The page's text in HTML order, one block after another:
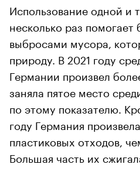
Использование одной и
несколько раз помогает
выбросами мусора,
природу. В 2021 году
Германии произвел
заняла пятое место
по этому показателю.
году Германия
пластиковых отходов,
Большая часть их